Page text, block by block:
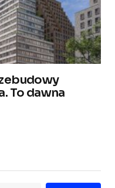
To dawna